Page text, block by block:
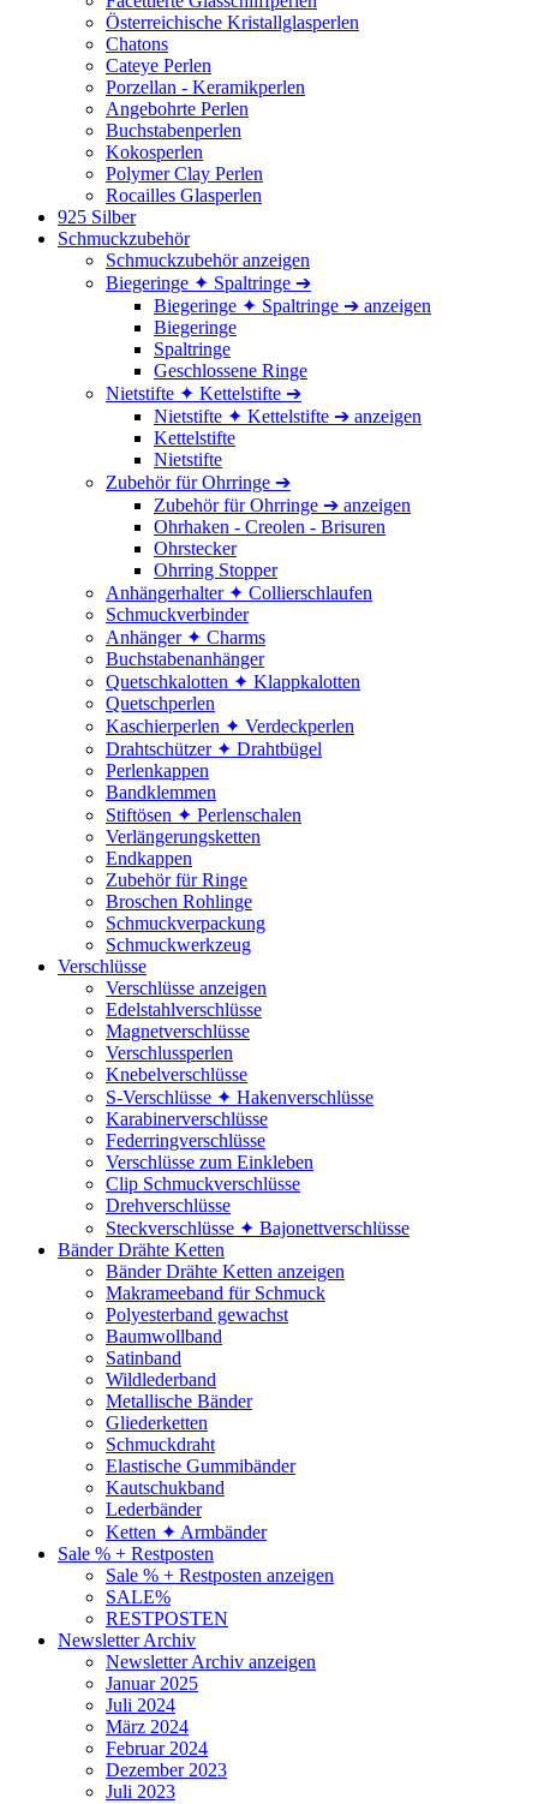
Österreichische Kristallglasperlen
Chatons
Cateye Perlen
Porzellan - Keramikperlen
Angebohrte Perlen
Buchstabenperlen
Kokosperlen
Polymer Clay Perlen
Rocailles Glasperlen
925 Silber
Schmuckzubehör
Schmuckzubehör anzeigen
Biegeringe ✦ Spaltringe ➔
Biegeringe ✦ Spaltringe ➔ anzeigen
Biegeringe
Spaltringe
Geschlossene Ringe
Nietstifte ✦ Kettelstifte ➔
Nietstifte ✦ Kettelstifte ➔ anzeigen
Kettelstifte
Nietstifte
Zubehör für Ohrringe ➔
Zubehör für Ohrringe ➔ anzeigen
Ohrhaken - Creolen - Brisuren
Ohrstecker
Ohrring Stopper
Anhängerhalter ✦ Collierschlaufen
Schmuckverbinder
Anhänger ✦ Charms
Buchstabenanhänger
Quetschkalotten ✦ Klappkalotten
Quetschperlen
Kaschierperlen ✦ Verdeckperlen
Drahtschützer ✦ Drahtbügel
Perlenkappen
Bandklemmen
Stiftösen ✦ Perlenschalen
Verlängerungsketten
Endkappen
Zubehör für Ringe
Broschen Rohlinge
Schmuckverpackung
Schmuckwerkzeug
Verschlüsse
Verschlüsse anzeigen
Edelstahlverschlüsse
Magnetverschlüsse
Verschlussperlen
Knebelverschlüsse
S-Verschlüsse ✦ Hakenverschlüsse
Karabinerverschlüsse
Federringverschlüsse
Verschlüsse zum Einkleben
Clip Schmuckverschlüsse
Drehverschlüsse
Steckverschlüsse ✦ Bajonettverschlüsse
Bänder Drähte Ketten
Bänder Drähte Ketten anzeigen
Makrameeband für Schmuck
Polyesterband gewachst
Baumwollband
Satinband
Wildlederband
Metallische Bänder
Gliederketten
Schmuckdraht
Elastische Gummibänder
Kautschukband
Lederbänder
Ketten ✦ Armbänder
Sale % + Restposten
Sale % + Restposten anzeigen
SALE%
RESTPOSTEN
Newsletter Archiv
Newsletter Archiv anzeigen
Januar 2025
Juli 2024
März 2024
Februar 2024
Dezember 2023
Juli 2023